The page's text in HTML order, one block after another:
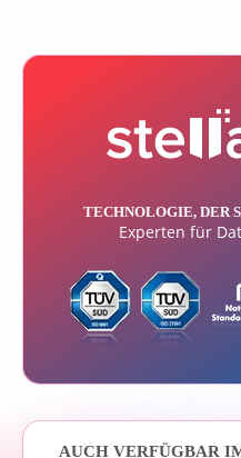
TECHNOLOGIE, DER
Experten für
AUCH VERFÜGBAR